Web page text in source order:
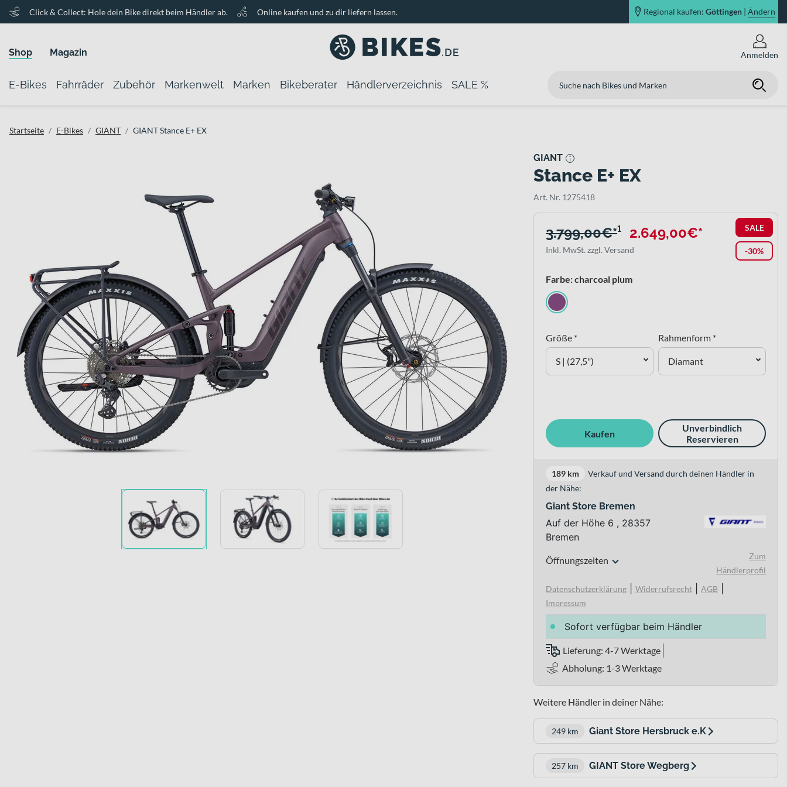
Click & Collect: Hole dein Bike direkt beim Händler ab. Online kaufen und zu dir liefern lassen. Regional kaufen: Göttingen | Ändern
Shop Magazin Anmelden
E-Bikes Fahrräder Zubehör Markenwelt Marken Bikeberater Händlerverzeichnis SALE %
Startseite E-Bikes GIANT GIANT Stance E+ EX
GIANT
Stance E+ EX
Art. Nr. 1275418
SALE
-30%
3.799,00€*¹ 2.649,00€*
Inkl. MwSt. zzgl. Versand
Farbe: charcoal plum
Größe *
S | (27,5")
Rahmenform *
Diamant
Kaufen
Unverbindlich
Reservieren
189 km
Verkauf und Versand durch deinen Händler in
der Nähe:
Giant Store Bremen
Auf der Höhe 6 , 28357
Bremen
Öffnungszeiten
Zum
Händlerprofil
Datenschutzerklärung
Widerrufsrecht AGB
Impressum
Sofort verfügbar beim Händler
Lieferung: 4-7 Werktage
Abholung: 1-3 Werktage
Weitere Händler in deiner Nähe:
249 km Giant Store Hersbruck e.K
257 km GIANT Store Wegberg